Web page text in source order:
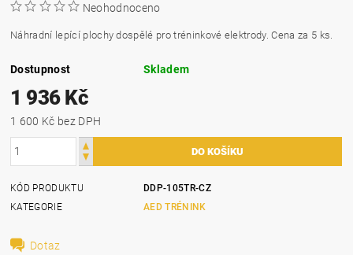
Neohodnoceno
Náhradní lepící plochy dospělé pro tréninkové elektrody. Cena za 5 ks.
Dostupnost Skladem
1 936 Kč
1 600 Kč bez DPH
KÓD PRODUKTU
DDP-105TR-CZ
KATEGORIE
AED TRÉNINK
Dotaz